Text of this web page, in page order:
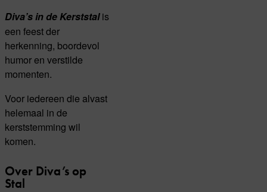
Diva’s in de Kerststalis
een feest der
herkenning, boordevol
humor en verstilde
momenten.
Voor iedereen die alvast
helemaal in de
kerststemming wil
komen.
Over Diva’s op
Stal